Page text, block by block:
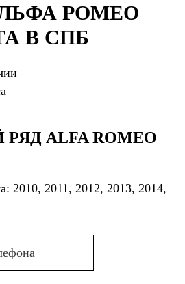
РОМЕО
В СПБ
ALFA ROMEO
2010, 2011, 2012, 2013, 2014,